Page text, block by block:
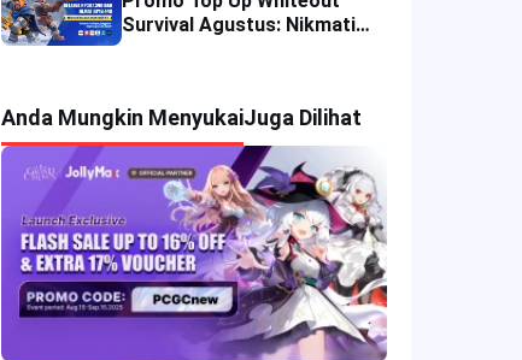
Survival Agustus: Nikmati
Anda Mungkin MenyukaiJuga Dilihat